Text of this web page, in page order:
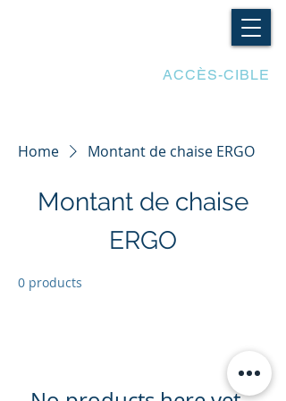
LES ADAPTATIONSACCÈS-CIBLE
Home Montant de chaise ERGO
Montant de chaise
ERGO
0 products